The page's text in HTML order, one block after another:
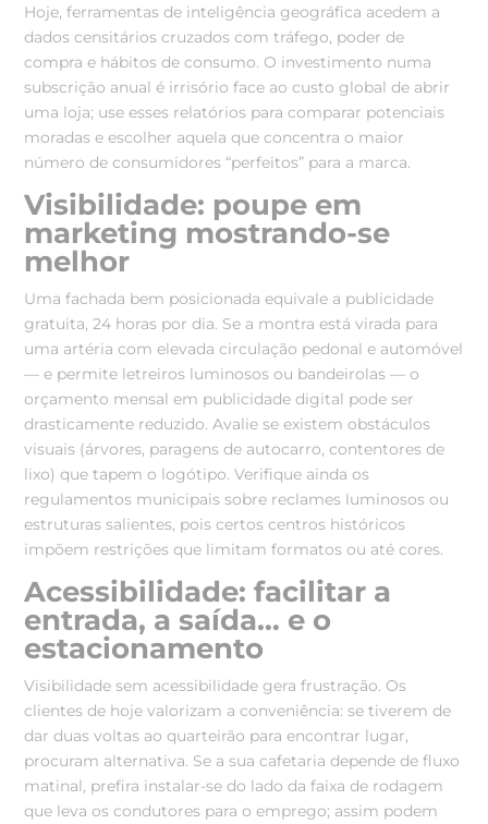
Hoje, ferramentas de inteligência geográfica acedem a
dados censitários cruzados com tráfego, poder de
compra e hábitos de consumo. O investimento numa
subscrição anual é irrisório face ao custo global de abrir
uma loja; use esses relatórios para comparar potenciais
moradas e escolher aquela que concentra o maior
número de consumidores “perfeitos” para a marca.
Visibilidade: poupe em
marketing mostrando-se
melhor
Uma fachada bem posicionada equivale a publicidade
gratuita, 24 horas por dia. Se a montra está virada para
uma artéria com elevada circulação pedonal e automóvel
— e permite letreiros luminosos ou bandeirolas — o
orçamento mensal em publicidade digital pode ser
drasticamente reduzido. Avalie se existem obstáculos
visuais (árvores, paragens de autocarro, contentores de
lixo) que tapem o logótipo. Verifique ainda os
regulamentos municipais sobre reclames luminosos ou
estruturas salientes, pois certos centros históricos
impõem restrições que limitam formatos ou até cores.
Acessibilidade: facilitar a
entrada, a saída… e o
estacionamento
Visibilidade sem acessibilidade gera frustração. Os
clientes de hoje valorizam a conveniência: se tiverem de
dar duas voltas ao quarteirão para encontrar lugar,
procuram alternativa. Se a sua cafetaria depende de fluxo
matinal, prefira instalar-se do lado da faixa de rodagem
que leva os condutores para o emprego; assim podem